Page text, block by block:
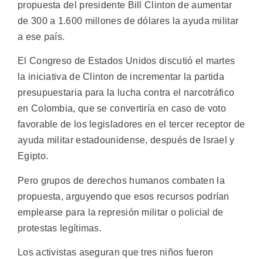
propuesta del presidente Bill Clinton de aumentar
de 300 a 1.600 millones de dólares la ayuda militar
a ese país.
El Congreso de Estados Unidos discutió el martes
la iniciativa de Clinton de incrementar la partida
presupuestaria para la lucha contra el narcotráfico
en Colombia, que se convertiría en caso de voto
favorable de los legisladores en el tercer receptor de
ayuda militar estadounidense, después de Israel y
Egipto.
Pero grupos de derechos humanos combaten la
propuesta, arguyendo que esos recursos podrían
emplearse para la represión militar o policial de
protestas legítimas.
Los activistas aseguran que tres niños fueron